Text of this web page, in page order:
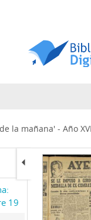
la mañana' - Año
19